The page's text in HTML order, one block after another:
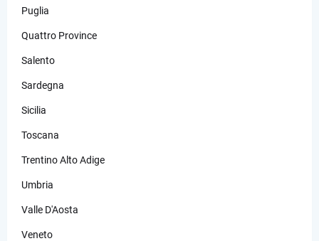
Puglia
Quattro Province
Salento
Sardegna
Sicilia
Toscana
Trentino Alto Adige
Umbria
Valle D'Aosta
Veneto